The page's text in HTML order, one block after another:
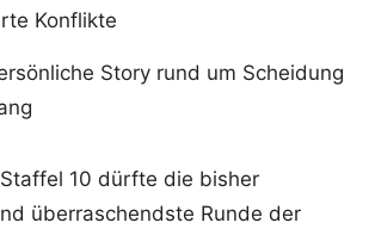
Konflikte
Story rund um Scheidung
10 dürfte die bisher
überraschendste Runde der